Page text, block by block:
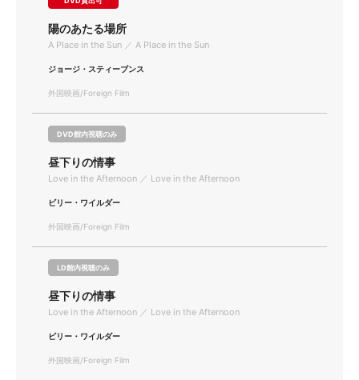
陽のあたる場所
A Place in the Sun ／ A Place in the Sun
ジョージ・スティーブンス
外国映画/Foreign Film
DVD館内視聴のみ
昼下りの情事
Love in the Afternoon ／ Love in the Afternoon
ビリー・ワイルダー
外国映画/Foreign Film
LD館内視聴のみ
昼下りの情事
Love in the Afternoon ／ Love in the Afternoon
ビリー・ワイルダー
外国映画/Foreign Film